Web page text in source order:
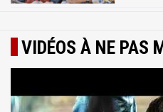
VIDÉOS À NE PAS